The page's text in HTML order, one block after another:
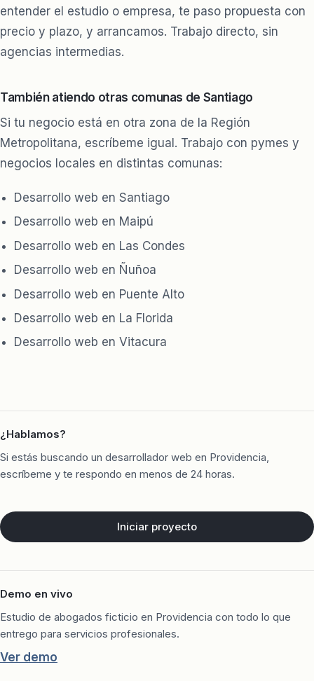
entender el estudio o empresa, te paso propuesta con
precio y plazo, y arrancamos. Trabajo directo, sin
agencias intermedias.
También atiendo otras comunas de Santiago
Si tu negocio está en otra zona de la Región
Metropolitana, escríbeme igual. Trabajo con pymes y
negocios locales en distintas comunas:
Desarrollo web en Santiago
Desarrollo web en Maipú
Desarrollo web en Las Condes
Desarrollo web en Ñuñoa
Desarrollo web en Puente Alto
Desarrollo web en La Florida
Desarrollo web en Vitacura
¿Hablamos?
Si estás buscando un desarrollador web en Providencia,
escríbeme y te respondo en menos de 24 horas.
Iniciar proyecto
Demo en vivo
Estudio de abogados ficticio en Providencia con todo lo que
entrego para servicios profesionales.
Ver demo